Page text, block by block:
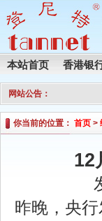
本站首页 香港银
网站公告：
你当前的位置： 首页 >
12
昨晚，央